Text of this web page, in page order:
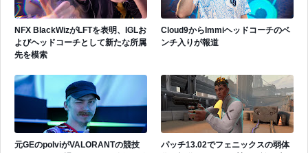
NFX BlackWizがLFTを表明、IGLお
よびヘッドコーチとして新たな所属
先を模索
Cloud9からImmiヘッドコーチのベ
ンチ入りが報道
元GEのpolviがVALORANTの競技
パッチ13.02でフェニックスの弱体